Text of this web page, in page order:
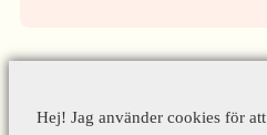
Hej! Jag använder cookies för